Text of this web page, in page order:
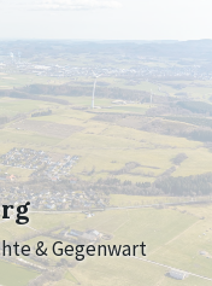
& Gegenwart